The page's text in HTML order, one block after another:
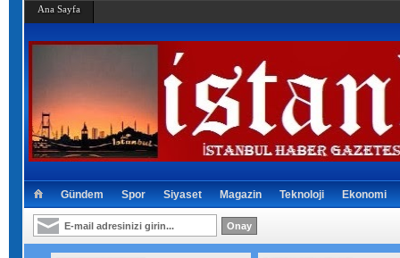
Ana Sayfa
Gündem Spor Siyaset Magazin Teknoloji Ekonomi